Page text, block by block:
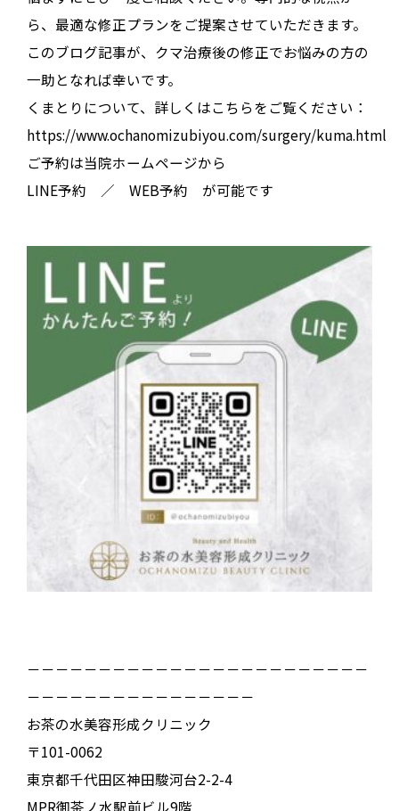
ら、最適な修正プランをご提案させていただきます。
このブログ記事が、クマ治療後の修正でお悩みの方の
一助となれば幸いです。
くまとりについて、詳しくはこちらをご覧ください：
https://www.ochanomizubiyou.com/surgery/kuma.html
ご予約は当院ホームページから
LINE予約 ／ WEB予約 が可能です
－－－－－－－－－－－－－－－－－－－－－－－－
－－－－－－－－－－－－－－－－
お茶の水美容形成クリニック
〒101-0062
東京都千代田区神田駿河台2-2-4
MPR御茶ノ水駅前ビル9階